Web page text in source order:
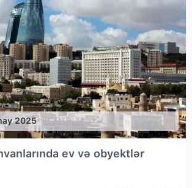
2025
ev və obyektlər